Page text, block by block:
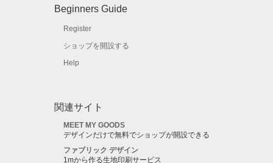
Beginners Guide
Register
ショップを開設する
Help
関連サイト
MEET MY GOODS
デザインだけで無料でショップが開設できる
ファブリック デザイン
1mから作る生地印刷サービス